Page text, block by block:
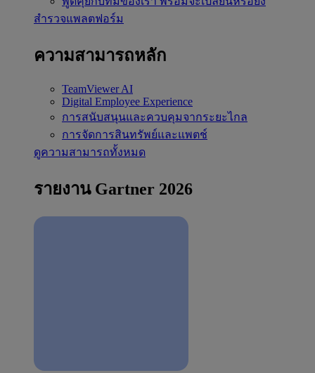
สำรวจแพลตฟอร์ม
ความสามารถหลัก
TeamViewer AI
Digital Employee Experience
การสนับสนุนและควบคุมจากระยะไกล
การจัดการสินทรัพย์และแพตช์
ดูความสามารถทั้งหมด
รายงาน Gartner 2026